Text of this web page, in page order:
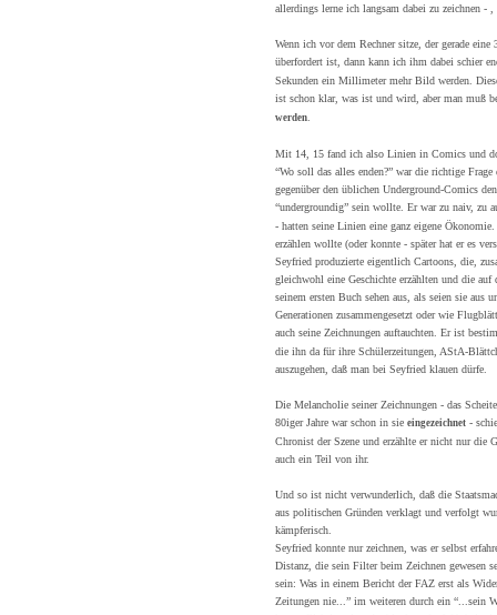
allerdings lerne ich langsam dabei zu zeichnen -
Wenn ich vor dem Rechner sitze, der gerade
überfordert ist, dann kann ich ihm dabei schier
Sekunden ein Millimeter mehr Bild werden.
ist schon klar, was ist und wird, aber man muß
werden
Mit 14, 15 fand ich also Linien in Comics und
“Wo soll das alles enden?” war die richtige
gegenüber den üblichen Underground-Comics
“undergroundig” sein wollte. Er war zu naiv, zu
- hatten seine Linien eine ganz eigene
erzählen wollte (oder konnte - später hat er es
Seyfried produzierte eigentlich Cartoons, die,
gleichwohl eine Geschichte erzählten und die
seinem ersten Buch sehen aus, als seien sie aus
Generationen zusammengesetzt oder wie
auch seine Zeichnungen auftauchten. Er ist
die ihn da für ihre Schülerzeitungen, AStA-
auszugehen, daß man bei Seyfried klauen dürfe.
Die Melancholie seiner Zeichnungen - das
80iger Jahre war schon in sie eingezeichnet -
Chronist der Szene und erzählte er nicht nur die
auch ein Teil von ihr.
Und so ist nicht verwunderlich, daß die
aus politischen Gründen verklagt und verfolgt
kämpferisch.
Seyfried konnte nur zeichnen, was er selbst
Distanz, die sein Filter beim Zeichnen gewesen
sein: Was in einem Bericht der FAZ erst als
Zeitungen nie...” im weiteren durch ein “...sein